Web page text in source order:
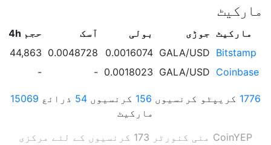
مارکیٹ
مارکیٹ جوڑی بولی آسک
حجم 24h
Bitstamp
GALA/USD
0.0016074
0.0048728
544,863 GALA
Coinbase
GALA/USD
0.0018023
-
-
1776 کریپٹو کرنسیوں 156 کرنسیوں 54 ذرائع 15069
مارکیٹ
CoinYEP منی کنورٹر 173 کرنسیوں کے لئے مرکزی